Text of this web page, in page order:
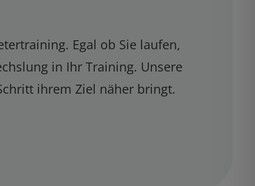
Egal ob Sie laufen,
in Ihr Training. Unsere
ihrem Ziel näher bringt.